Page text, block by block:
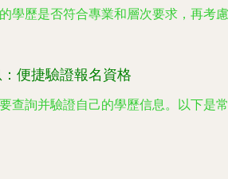
學歷是否符合專業和層次要求，再考慮
便捷驗證報名資格
查詢并驗證自己的學歷信息。以下是常